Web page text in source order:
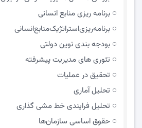
برنامه ریزی منابع انسانی
برنامه‌ریزی‌استراتژیک‌منابع‌انسانی
بودجه بندی نوین دولتی
تئوری های مدیریت پیشرفته
تحقیق در عملیات
تحلیل آماری
تحلیل فرایندی خط مشی گذاری
حقوق اساسی سازمان‌ها